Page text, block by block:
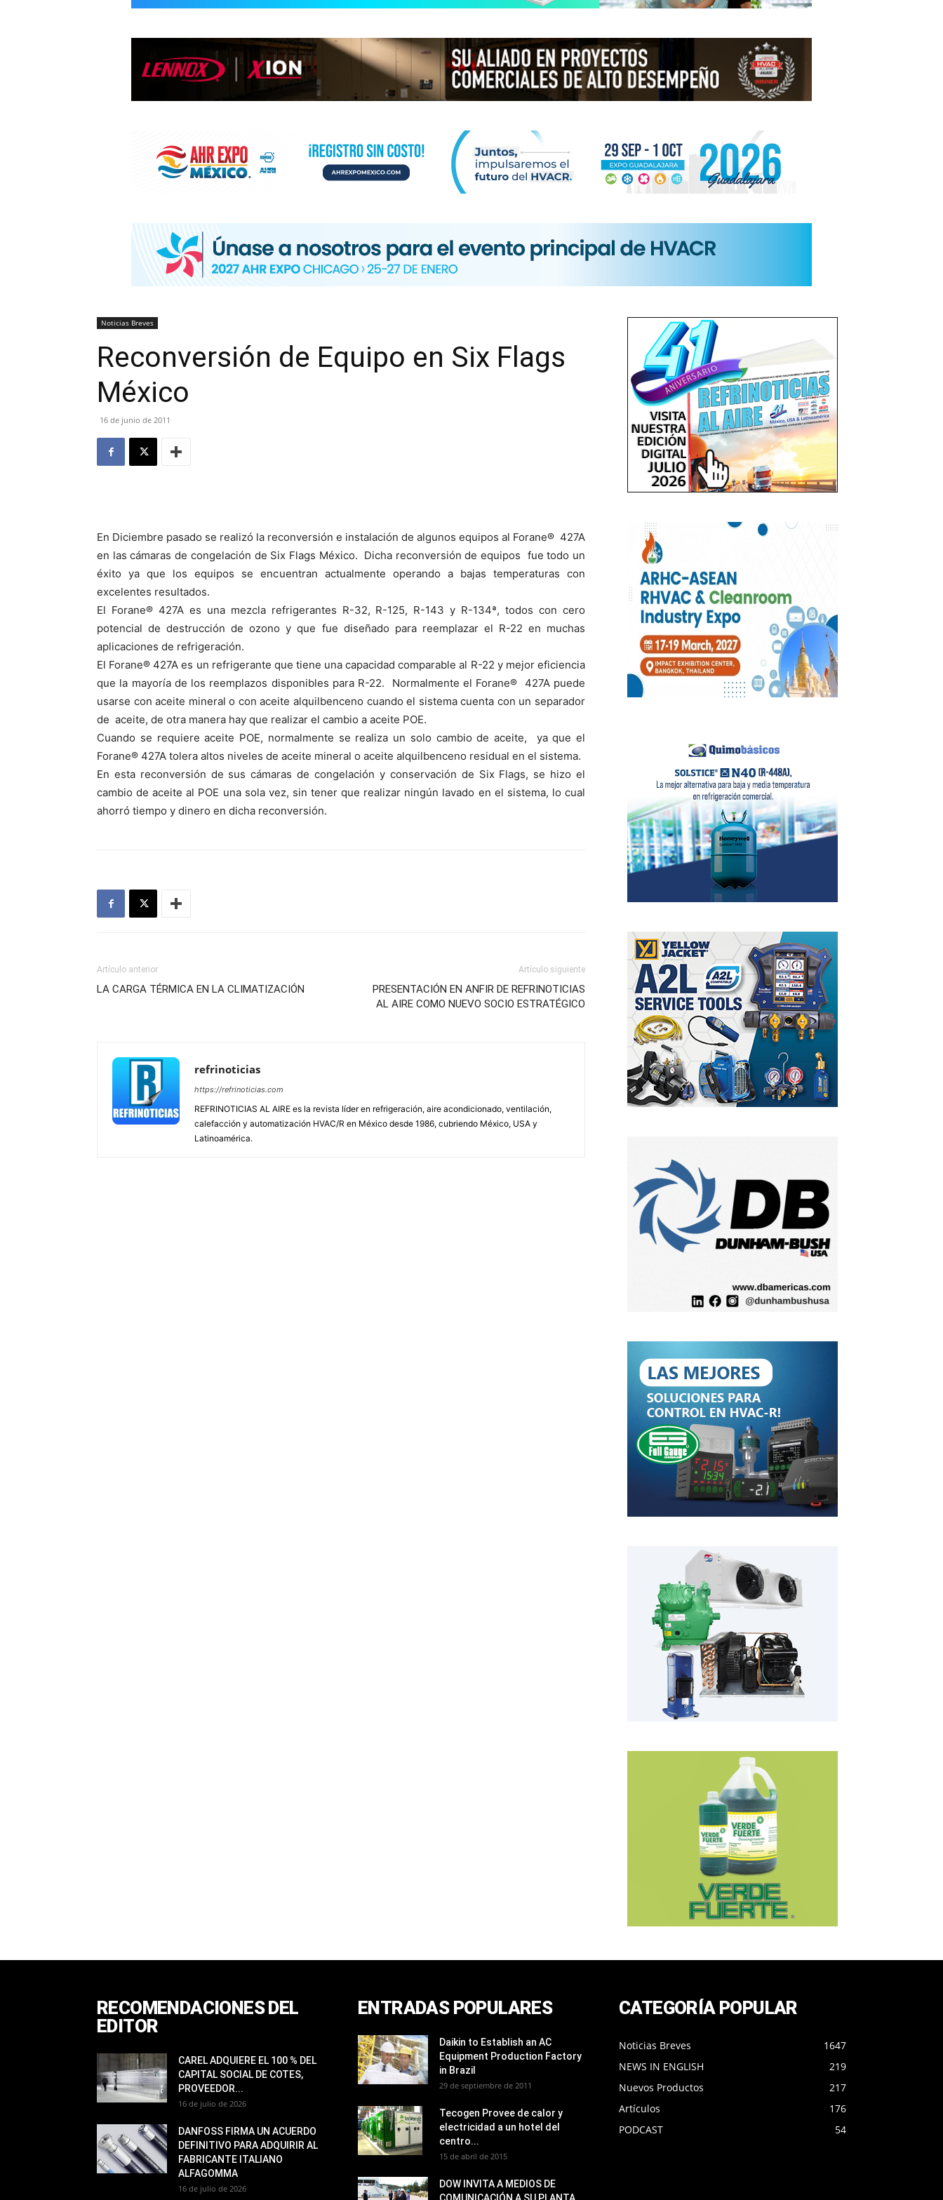
INFORMACIÓN
HVAC/R
DE
Noticias Breves
Reconversión de Equipo en Six Flags
México
16 de junio de 2011
En Diciembre pasado se realizó la reconversión e instalación de algunos equipos al Forane® 427A
en las cámaras de congelación de Six Flags México. Dicha reconversión de equipos fue todo un
éxito ya que los equipos se encuentran actualmente operando a bajas temperaturas con
excelentes resultados.
El Forane® 427A es una mezcla refrigerantes R-32, R-125, R-143 y R-134ª, todos con cero
potencial de destrucción de ozono y que fue diseñado para reemplazar el R-22 en muchas
aplicaciones de refrigeración.
El Forane® 427A es un refrigerante que tiene una capacidad comparable al R-22 y mejor eficiencia
que la mayoría de los reemplazos disponibles para R-22. Normalmente el Forane® 427A puede
usarse con aceite mineral o con aceite alquilbenceno cuando el sistema cuenta con un separador
de aceite, de otra manera hay que realizar el cambio a aceite POE.
Cuando se requiere aceite POE, normalmente se realiza un solo cambio de aceite, ya que el
Forane® 427A tolera altos niveles de aceite mineral o aceite alquilbenceno residual en el sistema.
En esta reconversión de sus cámaras de congelación y conservación de Six Flags, se hizo el
cambio de aceite al POE una sola vez, sin tener que realizar ningún lavado en el sistema, lo cual
ahorró tiempo y dinero en dicha reconversión.
Artículo anterior
LA CARGA TÉRMICA EN LA CLIMATIZACIÓN
Artículo siguiente
PRESENTACIÓN EN ANFIR DE REFRINOTICIAS
AL AIRE COMO NUEVO SOCIO ESTRATÉGICO
refrinoticias
https://refrinoticias.com
REFRINOTICIAS AL AIRE es la revista líder en refrigeración, aire acondicionado, ventilación,
calefacción y automatización HVAC/R en México desde 1986, cubriendo México, USA y
Latinoamérica.
RECOMENDACIONES DEL
EDITOR
CAREL ADQUIERE EL 100 % DEL
CAPITAL SOCIAL DE COTES,
PROVEEDOR...
16 de julio de 2026
DANFOSS FIRMA UN ACUERDO
DEFINITIVO PARA ADQUIRIR AL
FABRICANTE ITALIANO
ALFAGOMMA
16 de julio de 2026
ENTRADAS POPULARES
Daikin to Establish an AC
Equipment Production Factory
in Brazil
29 de septiembre de 2011
Tecogen Provee de calor y
electricidad a un hotel del
centro...
15 de abril de 2015
DOW INVITA A MEDIOS DE
CATEGORÍA POPULAR
Noticias Breves
1647
NEWS IN ENGLISH
219
Nuevos Productos
217
Artículos
176
PODCAST
54